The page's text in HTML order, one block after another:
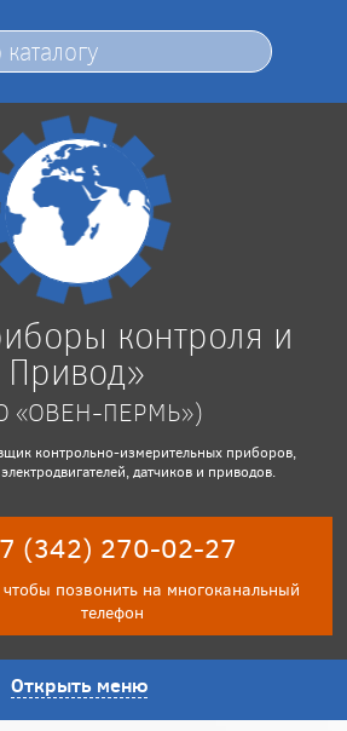
контроля и
Привод»
«ОВЕН-ПЕРМЬ»)
контрольно-измерительных приборов,
датчиков и приводов.
(342) 270-02-27
позвонить на многоканальный
телефон
Открыть меню